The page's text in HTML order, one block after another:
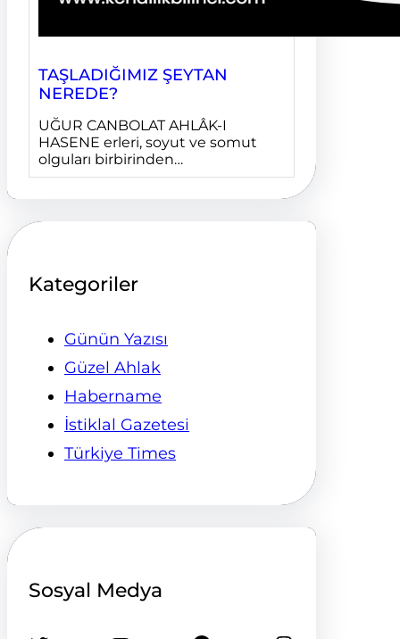
TAŞLADIĞIMIZ ŞEYTAN
NEREDE?
UĞUR CANBOLAT AHLÂK-I
HASENE erleri, soyut ve somut
olguları birbirinden…
Kategoriler
Günün Yazısı
Güzel Ahlak
Habername
İstiklal Gazetesi
Türkiye Times
Sosyal Medya